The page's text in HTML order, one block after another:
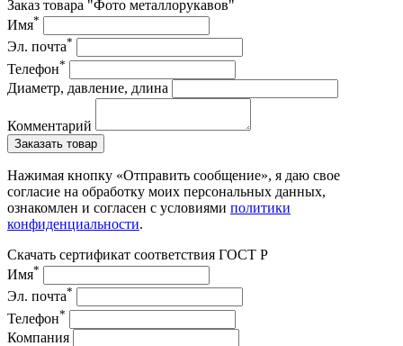
Заказ товара "Фото металлорукавов"
Имя*
Эл. почта*
Телефон*
Диаметр, давление, длина
Комментарий
Заказать товар
Нажимая кнопку «Отправить сообщение», я даю свое
согласие на обработку моих персональных данных,
ознакомлен и согласен с условиями политики
конфиденциальности.
Скачать сертификат соответствия ГОСТ Р
Имя*
Эл. почта*
Телефон*
Компания